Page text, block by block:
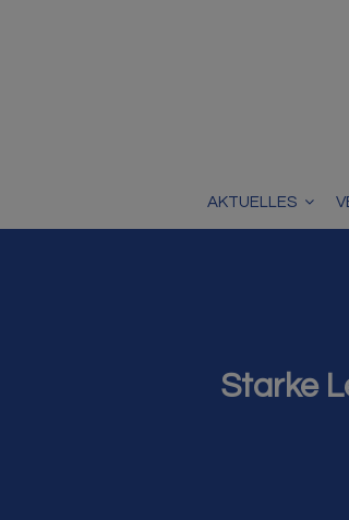
AKTUELLES
Starke